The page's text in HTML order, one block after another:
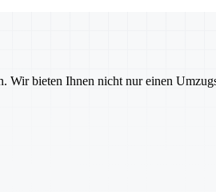
bieten Ihnen nicht nur einen